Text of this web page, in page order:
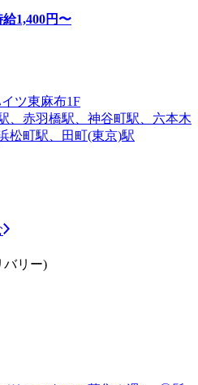
給1,400円〜
ツ東麻布1F
、赤羽橋駅、神谷町駅、六本木
松町駅、田町(東京)駅
バリー)